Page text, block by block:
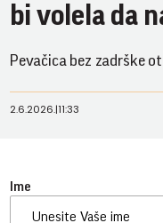
bi volela da
Pevačica bez zadrške
2.6.2026.|11:33
Ime